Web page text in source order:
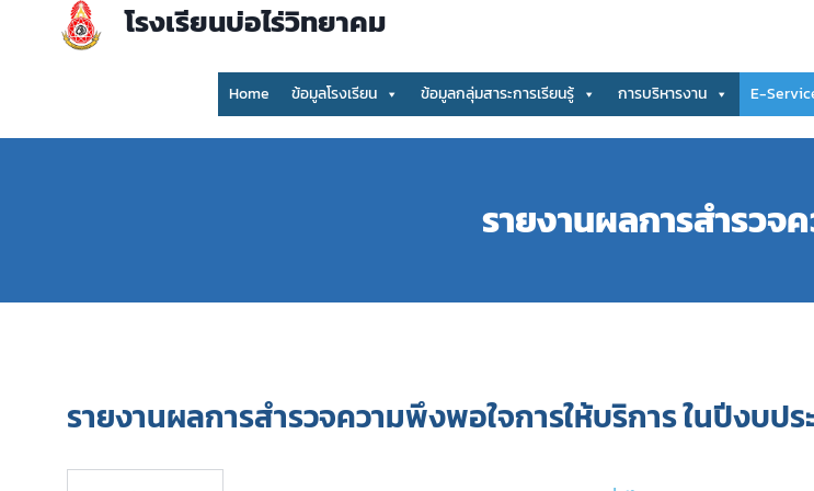
โรงเรียนบ่อไร่วิทยาคม
Home ข้อมูลโรงเรียน ข้อมูลกลุ่มสาระการเรียนรู้ การบริหารงาน E-
รายงานผลการสำรวจ
รายงานผลการสำรวจความพึงพอใจการให้บริการ ในปีงบป